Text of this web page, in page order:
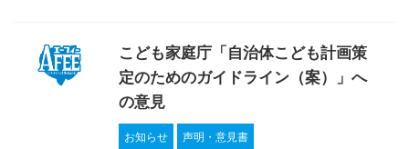
こども家庭庁「自治体こども計画策
定のためのガイドライン（案）」へ
の意見
お知らせ 声明・意見書